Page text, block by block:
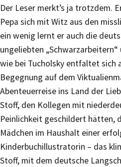
Der Leser merkt’s ja trotzdem.
Pepa sich mit Witz aus den
ein wenig lernt er auch die
ungeliebten
wie bei Tucholsky entfaltet sich
Begegnung auf dem
Abenteuerreise ins Land der
Stoff, den Kollegen mit
Peinlichkeit geschildert hätten,
Mädchen im Haushalt einer
Kinderbuchillustratorin – das
Stoff, mit dem deutsche